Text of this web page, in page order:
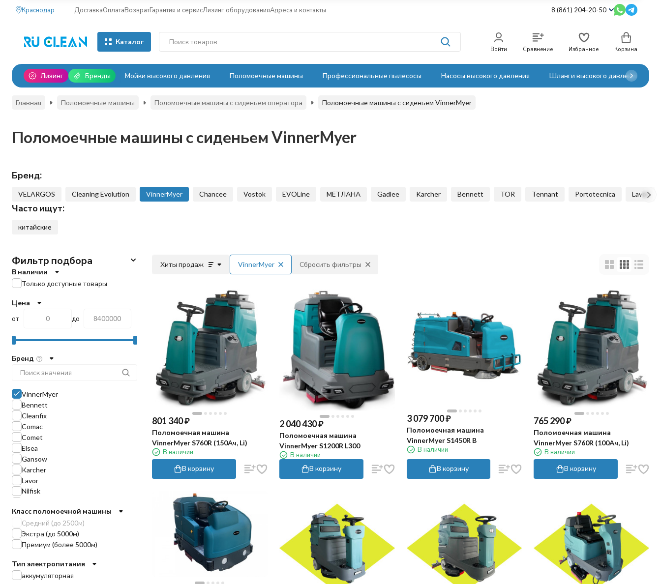
Краснодар ДоставкаОплатаВозвратГарантия и сервисЛизинг оборудованияАдреса и контакты 8 (861) 204-20-50
Каталог
Войти Сравнение Избранное Корзина
Лизинг Бренды Мойки высокого давления Поломоечные машины Профессиональные пылесосы Насосы высокого давления Шланги высокого давления
Главная Поломоечные машины Поломоечные машины с сиденьем оператора Поломоечные машины с сиденьем VinnerMyer
Поломоечные машины с сиденьем VinnerMyer
Бренд:
VELARGOS Cleaning Evolution VinnerMyer Chancee Vostok EVOLine МЕТЛАНА Gadlee Karcher Bennett TOR Tennant Portotecnica Lavor
Часто ищут:
китайские
Хиты продаж VinnerMyer Сбросить фильтры
801 340₽
Поломоечная машина
VinnerMyer S760R (150Ач, Li)
В наличии
В корзину
2 040 430₽
Поломоечная машина
VinnerMyer S1200R L300
В наличии
В корзину
3 079 700₽
Поломоечная машина
VinnerMyer S1450R B
В наличии
В корзину
765 290₽
Поломоечная машина
VinnerMyer S760R (100Ач, Li)
В наличии
В корзину
Фильтр подбора
В наличии
Только доступные товары
Цена
от
до
Бренд
Bennett
Cleanfix
Comac
Comet
Elsea
Gansow
Karcher
Lavor
Nilfisk
TOR
TVX
Tennant
Viper
EVOLine
Gadlee
VinnerMyer
Класс поломоечной машины
Средний (до 2500м)
Экстра (до 5000м)
Премиум (более 5000м)
Тип электропитания
аккумуляторная